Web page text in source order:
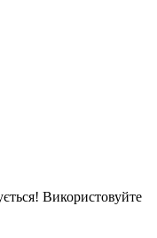
Використовуйте